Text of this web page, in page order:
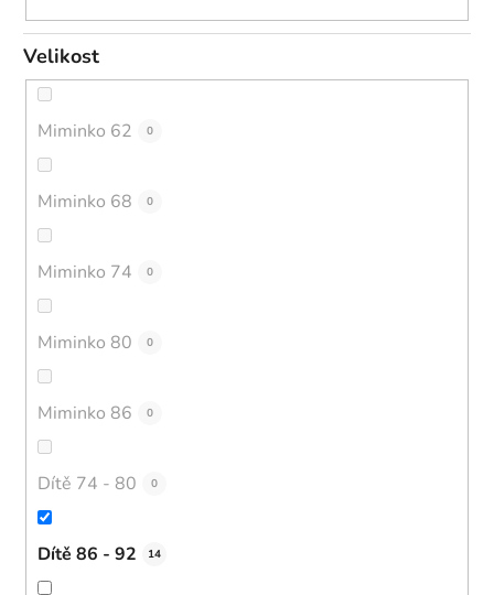
Velikost
Miminko 62 0
Miminko 68 0
Miminko 74 0
Miminko 80 0
Miminko 86 0
Dítě 74 - 80 0
Dítě 86 - 92 14